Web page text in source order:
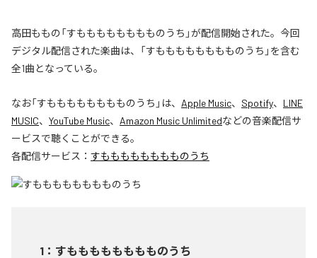
高田ももの「すもももももももものうち」が配信開始された。今回
デジタル配信された楽曲は、「すもももももももものうち」を含む
全1曲となっている。
なお「すもももももももものうち 」は、 Apple Music、 Spotify、 LINE
MUSIC、 YouTube Music、 Amazon Music Unlimitedなどの音楽配信サ
ービスで聴くことができる。
各配信サービス： すもももももももものうち
1 ： すもももももももものうち